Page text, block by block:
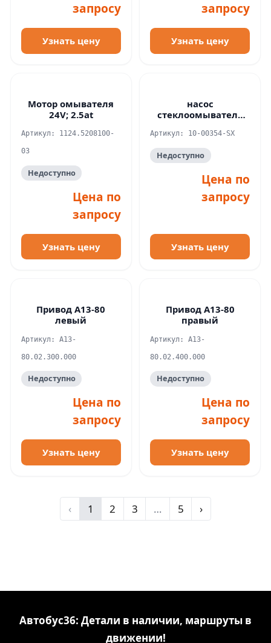
запросу
Узнать цену
запросу
Узнать цену
Мотор омывателя
24V; 2.5at
Артикул: 1124.5208100-
03
Недоступно
Цена по
запросу
Узнать цену
насос
стеклоомывателя
Артикул: 10-00354-SX
Недоступно
Цена по
запросу
Узнать цену
Привод А13-80
левый
Артикул: А13-
80.02.300.000
Недоступно
Цена по
запросу
Узнать цену
Привод А13-80
правый
Артикул: А13-
80.02.400.000
Недоступно
Цена по
запросу
Узнать цену
‹ 1 2 3 … 5 ›
Автобус36: Детали в наличии, маршруты в
движении!